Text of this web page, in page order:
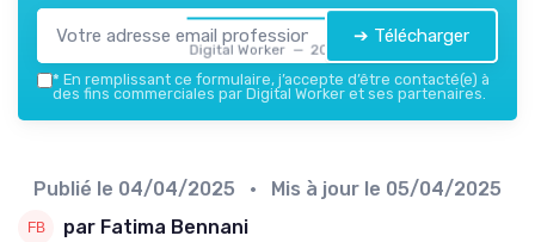
Digital Worker — 2026
➔ Télécharger
* En remplissant ce formulaire, j’accepte d’être contacté(e) à
des fins commerciales par Digital Worker et ses partenaires.
Publié le 04/04/2025 • Mis à jour le 05/04/2025
par Fatima Bennani